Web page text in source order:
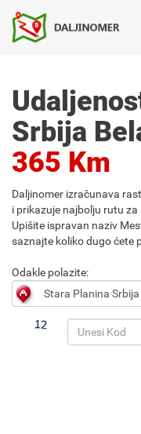
Srbija
365 Km
Daljinomer izračunava
i prikazuje najbolju rutu
Upišite ispravan naziv
saznajte koliko dugo ćete
Odakle polazite: